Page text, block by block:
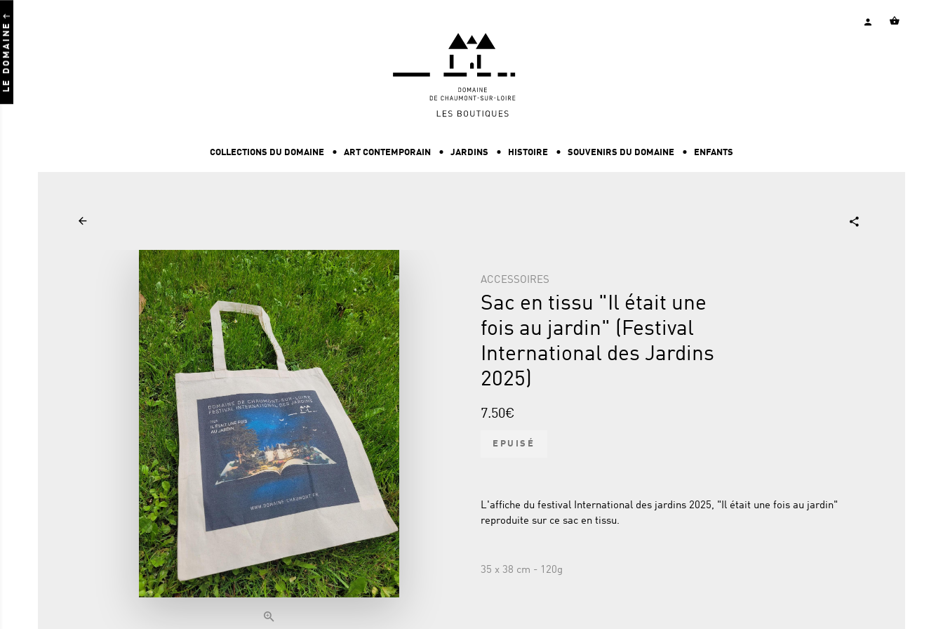
LE DOMAINE
COLLECTIONS DU DOMAINE ART CONTEMPORAIN JARDINS HISTOIRE SOUVENIRS DU DOMAINE ENFANTS
ACCESSOIRES
Sac en tissu "Il était une
fois au jardin" (Festival
International des Jardins
2025)
7.50€
EPUISÉ
L'affiche du festival International des jardins 2025, "Il était une fois au jardin"
reproduite sur ce sac en tissu.
35 x 38 cm - 120g